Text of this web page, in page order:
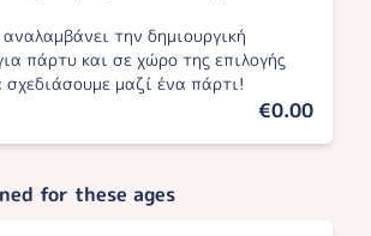
την δημιουργική
πάρτυ και σε χώρο της επιλογής
μαζί ένα πάρτι!
€0.00
for these ages